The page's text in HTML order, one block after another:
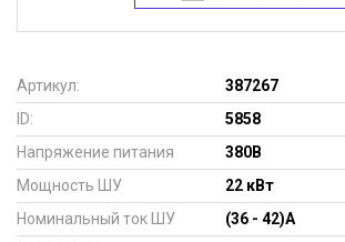
Артикул:
387267
ID:
5858
Напряжение питания
380В
Мощность ШУ
22 кВт
Номинальный ток ШУ
(36 - 42)А